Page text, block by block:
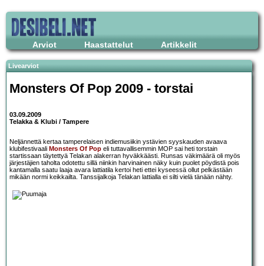
Arviot Haastattelut Artikkelit
Livearviot
Monsters Of Pop 2009 - torstai
03.09.2009
Telakka & Klubi / Tampere
Neljännettä kertaa tamperelaisen indiemusiikin ystävien syyskauden avaava
klubifestivaali Monsters Of Pop eli tuttavallisemmin MOP sai heti torstain
startissaan täytettyä Telakan alakerran hyväkkäästi. Runsas väkimäärä oli myös
järjestäjien taholta odotettu sillä niinkin harvinainen näky kuin puolet pöydistä pois
kantamalla saatu laaja avara lattiatila kertoi heti ettei kyseessä ollut pelkästään
mikään normi keikkailta. Tanssijalkoja Telakan lattialla ei silti vielä tänään nähty.